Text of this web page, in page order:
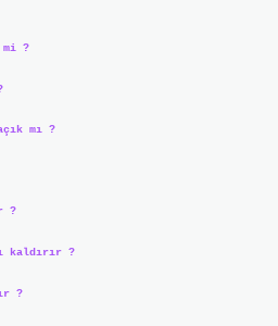
mi ?
mı ?
?
kaldırır ?
?